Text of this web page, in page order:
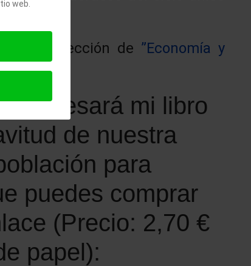
en la sección de ”Economía y
interesará mi libro
de nuestra
para
puedes comprar
(Precio: 2,70 €
papel):
web.